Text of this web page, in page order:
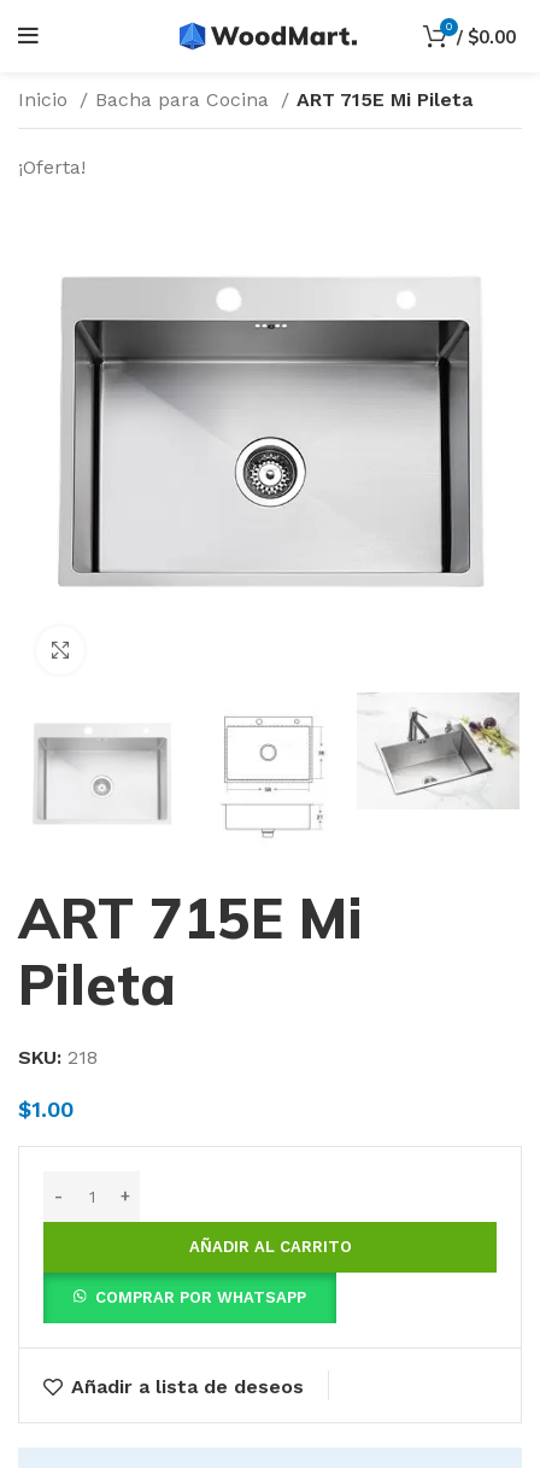
0 / $0.00
Inicio Bacha para Cocina ART 715E Mi Pileta
¡Oferta!
ART 715E Mi
Pileta
SKU: 218
$1.00
AÑADIR AL CARRITO
COMPRAR POR WHATSAPP
Añadir a lista de deseos